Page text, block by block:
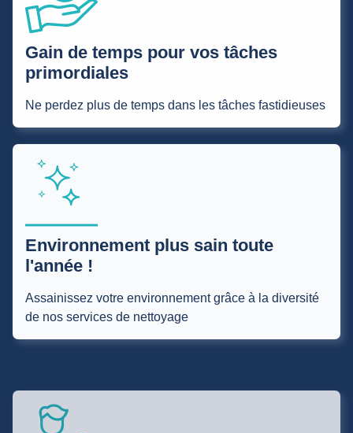
Gain de temps pour vos tâches
primordiales
Ne perdez plus de temps dans les tâches fastidieuses
Environnement plus sain toute
l'année !
Assainissez votre environnement grâce à la diversité
de nos services de nettoyage